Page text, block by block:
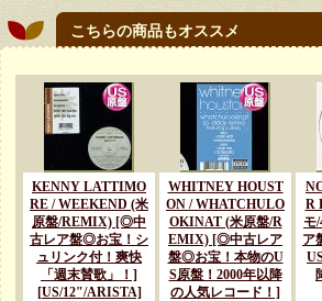
こちらの商品もオススメ
KENNY LATTIMO
RE / WEEKEND (米
原盤/REMIX) [◎中
古レア盤◎お宝！シ
ュリンク付！爽快
「週末賛歌」！]
[US/12"/ARISTA]
WHITNEY HOUST
ON / WHATCHULO
OKINAT (米原盤/R
EMIX) [◎中古レア
盤◎お宝！本物のU
S原盤！2000年以降
の人気レコード！]
R
モ
ア